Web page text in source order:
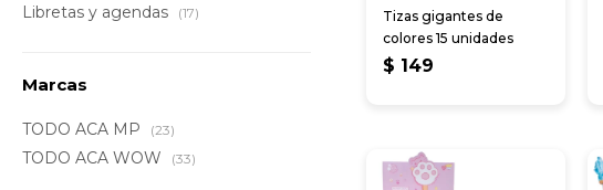
Tizas gigantes de
colores 15 unidades
$ 149
Libretas y agendas (17)
Marcas
TODO ACA MP (23)
TODO ACA WOW (33)